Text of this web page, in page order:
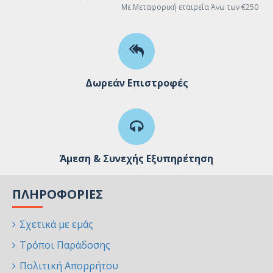
Με Μεταφορική εταιρεία Άνω των €250
Δωρεάν Επιστροφές
Άμεση & Συνεχής Εξυπηρέτηση
ΠΛΗΡΟΦΟΡΊΕΣ
Σχετικά με εμάς
Τρόποι Παράδοσης
Πολιτική Απορρήτου